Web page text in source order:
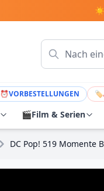
☀️
⏰VORBESTELLUNGEN 🏷
🎬Film & Serien
DC Pop! 519 Momente